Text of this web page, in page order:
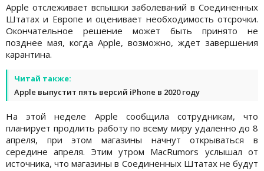
Apple отслеживает вспышки заболеваний в Соединенных
Штатах и ​​Европе и оценивает необходимость отсрочки.
Окончательное решение может быть принято не
позднее мая, когда Apple, возможно, ждет завершения
карантина.
Читай также:
Apple выпустит пять версий iPhone в 2020 году
На этой неделе Apple сообщила сотрудникам, что
планирует продлить работу по всему миру удаленно до 8
апреля, при этом магазины начнут открываться в
середине апреля. Этим утром MacRumors услышал от
источника, что магазины в Соединенных Штатах не будут